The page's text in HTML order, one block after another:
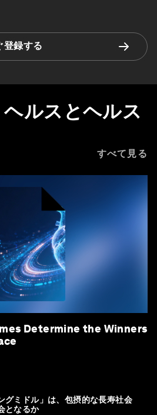
登録する
ヘルスとヘルス
すべて見る
Determine the Winners
グミドル」は、包摂的な長寿社会
となるか